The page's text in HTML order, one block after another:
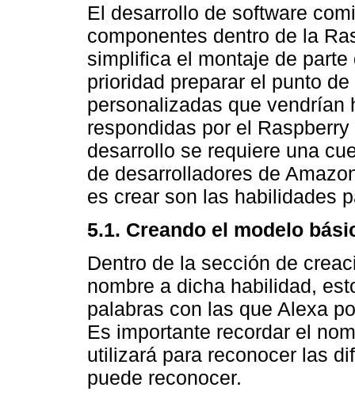
El desarrollo de software
componentes dentro de la
simplifica el montaje de
prioridad preparar el punto
personalizadas que vendrían
respondidas por el
desarrollo se requiere una
de desarrolladores de
es crear son las habilidades
5.1. Creando el modelo
Dentro de la sección de
nombre a dicha habilidad,
palabras con las que Alexa
Es importante recordar el
utilizará para reconocer las
puede reconocer.